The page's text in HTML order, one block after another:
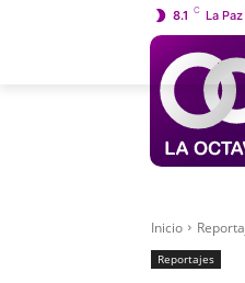
8.1 C La Paz
Inicio
Reportajes